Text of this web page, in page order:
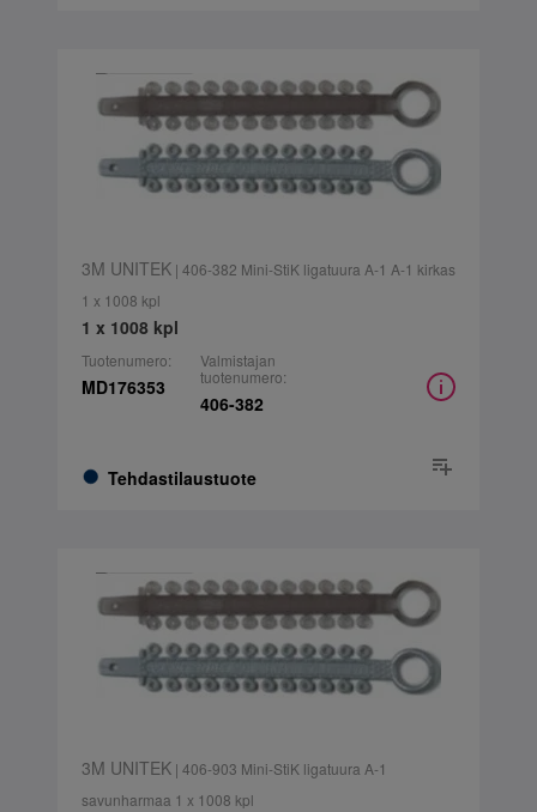
3M UNITEK| 406-382 Mini-StiK ligatuura A-1 A-1 kirkas
1 x 1008 kpl
1 x 1008 kpl
Tuotenumero:
MD176353
Tehdastilaustuote
Valmistajan
tuotenumero:
406-382
3M UNITEK| 406-903 Mini-StiK ligatuura A-1
savunharmaa 1 x 1008 kpl